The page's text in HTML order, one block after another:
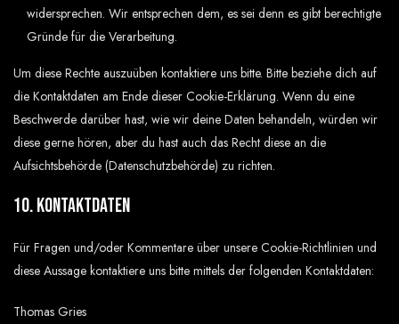
widersprechen. Wir entsprechen dem, es sei denn es gibt berechtigte
Gründe für die Verarbeitung.
Um diese Rechte auszuüben kontaktiere uns bitte. Bitte beziehe dich auf
die Kontaktdaten am Ende dieser Cookie-Erklärung. Wenn du eine
Beschwerde darüber hast, wie wir deine Daten behandeln, würden wir
diese gerne hören, aber du hast auch das Recht diese an die
Aufsichtsbehörde (Datenschutzbehörde) zu richten.
10. Kontaktdaten
Für Fragen und/oder Kommentare über unsere Cookie-Richtlinien und
diese Aussage kontaktiere uns bitte mittels der folgenden Kontaktdaten:
Thomas Gries